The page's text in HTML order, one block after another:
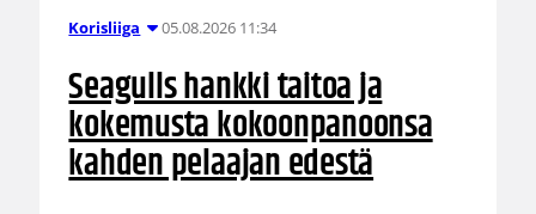
Korisliiga 05.08.2026 11:34
Seagulls hankki taitoa ja
kokemusta kokoonpanoonsa
kahden pelaajan edestä